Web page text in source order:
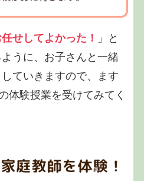
せしてよかった！
」と
うに、お子さんと一緒
ていきますので、ます
体験授業を受けてみてく